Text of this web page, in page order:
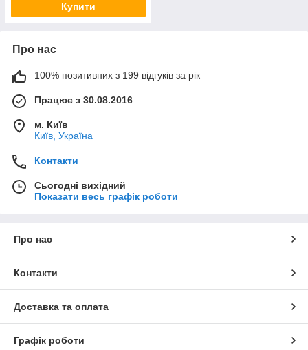
Купити
Про нас
100% позитивних з 199 відгуків за рік
Працює з 30.08.2016
м. Київ
Київ, Україна
Контакти
Сьогодні вихідний
Показати весь графік роботи
Про нас
Контакти
Доставка та оплата
Графік роботи